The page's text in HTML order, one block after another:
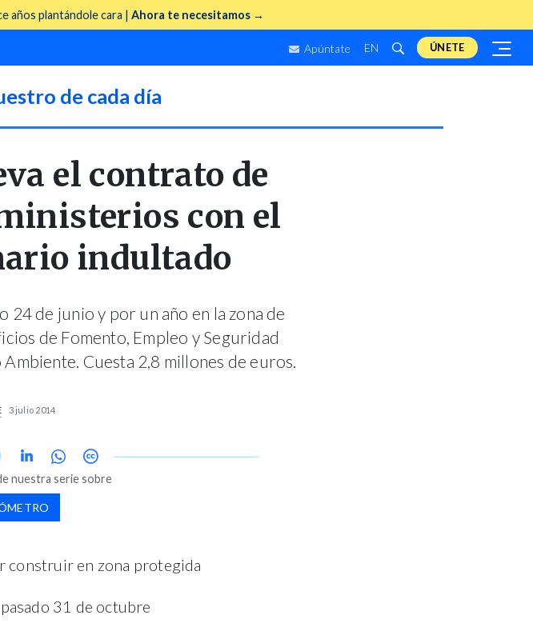
años plantándole cara | Ahora te necesitamos →
Apúntate EN ÚNETE
de cada día
el contrato de
con el
indultado
24 de junio y por un año en la zona de
de Fomento, Empleo y Seguridad
Cuesta 2,8 millones de euros.
3 julio 2014
nuestra serie sobre
construir en zona protegida
31 de octubre